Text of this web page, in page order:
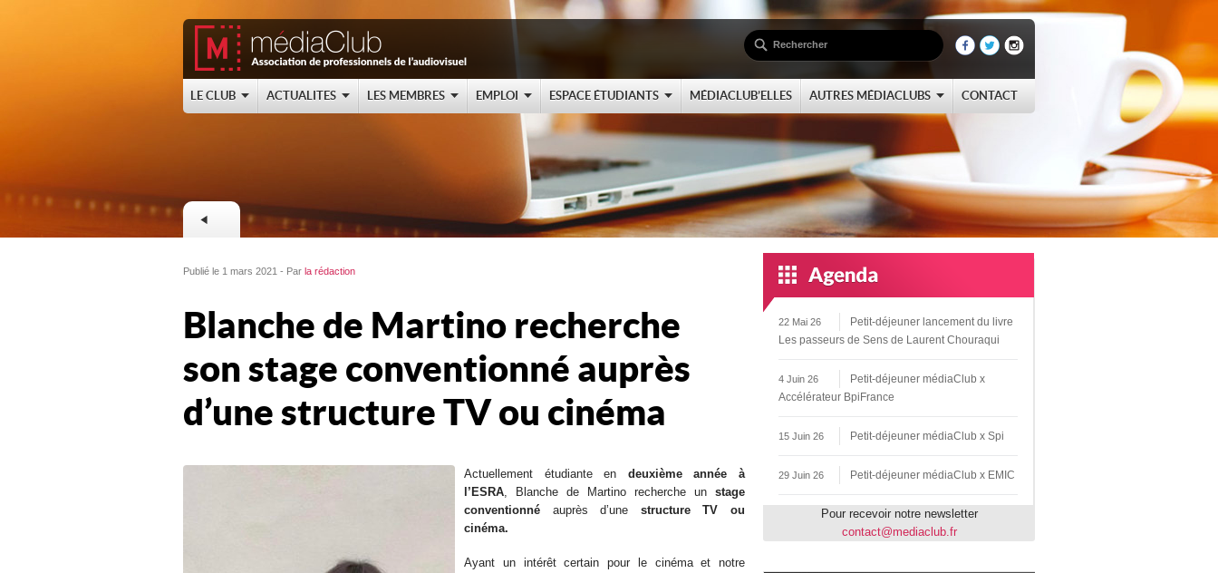
LE CLUB ACTUALITES LES MEMBRES EMPLOI ESPACE ÉTUDIANTS MÉDIACLUB’ELLES AUTRES MÉDIACLUBS CONTACT
Publié le 1 mars 2021 - Par la rédaction
Blanche de Martino recherche
son stage conventionné auprès
d’une structure TV ou cinéma
Actuellement étudiante en deuxième année à
l’ESRA, Blanche de Martino recherche un stage
conventionné auprès d’une structure TV ou
cinéma.
Ayant un intérêt certain pour le cinéma et notre
22 Mai 26
Petit-déjeuner lancement du livre
Les passeurs de Sens de Laurent Chouraqui
4 Juin 26
Petit-déjeuner médiaClub x
Accélérateur BpiFrance
15 Juin 26 Petit-déjeuner médiaClub x Spi
29 Juin 26 Petit-déjeuner médiaClub x EMIC
Pour recevoir notre newsletter
contact@mediaclub.fr